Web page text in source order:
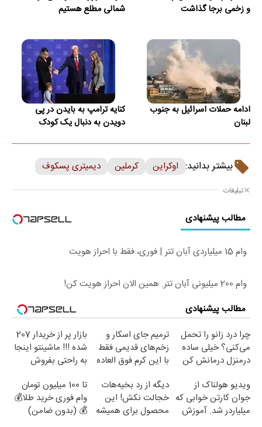
و زخمی برجا گذاشت
شمالی مطلع هستیم
ادامه حملات اسرائیل به جنوب
لبنان
کنایه ترامپ به بایدن در پی
دویدن به دنبال یک کودک
بیشتر بدانید: اوکراین کرملین دیمیتری پسکوف
تبلیغات
مطالب پیشنهادی
وام 15 میلیاردی آبان تتر | فوری، فقط با احراز هویت
وام 200 میلیونی آبان تتر. همین الان احراز هویت کن!
مطالب پیشنهادی
چرا درد زانو را تحمل
می‌کنی؟ خیلی ساده
درمنزل درمانش کن
ترمیم جای اسکار و
زخم‌های قدیمی فقط
با این کرم فوق العاده
بازار پر از خریدار 207
شده !!! ماشینتو اینجا
به راحتی بفروش
ویدیو هولناک از
جوان کارتن خوابی که
میلیاردر شد. آموزش
دیگه از رد بخیه‌هات
خجالت نکش! این
محصول برای همیشه
تا 100 میلیون تومان
وام فوری خرید طلا💰
💰 (بدون ضامن)